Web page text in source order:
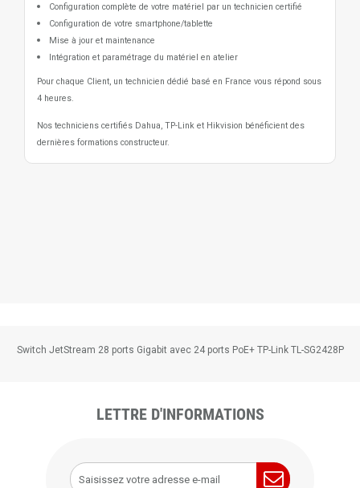
Configuration complète de votre matériel par un technicien certifié
Configuration de votre smartphone/tablette
Mise à jour et maintenance
Intégration et paramétrage du matériel en atelier
Pour chaque Client, un technicien dédié basé en France vous répond sous
4 heures.
Nos techniciens certifiés Dahua, TP-Link et Hikvision bénéficient des
dernières formations constructeur.
Switch JetStream 28 ports Gigabit avec 24 ports PoE+ TP-Link TL-SG2428P
LETTRE D'INFORMATIONS